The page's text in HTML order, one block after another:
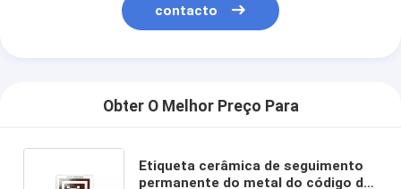
contacto
Obter O Melhor Preço Para
Etiqueta cerâmica de seguimento
permanente do metal do código da